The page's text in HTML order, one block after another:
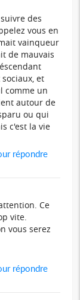
des
vous en
vainqueur
de mauvais
et
comme un
autour de
ou qui
c'est la vie
répondre
Ce
vite.
vous serez
répondre